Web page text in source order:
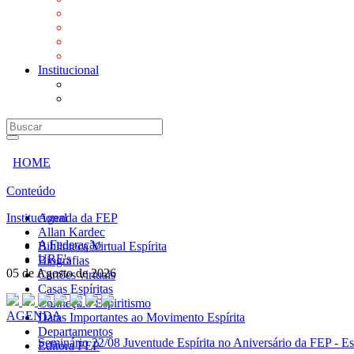
Institucional
HOME
Conteúdo
Agenda da FEP
Allan Kardec
Biblioteca Virtual Espírita
Biografias
Cartões virtuais
Casas Espíritas
Conheça o Espiritismo
Datas Importantes ao Movimento Espírita
Departamentos
Editora FEP
Institucional
A Federação
URE's
05 de Agosto de 2026
AGENDA
Seminário 22/08 Juventude Espírita no Aniversário da FEP -